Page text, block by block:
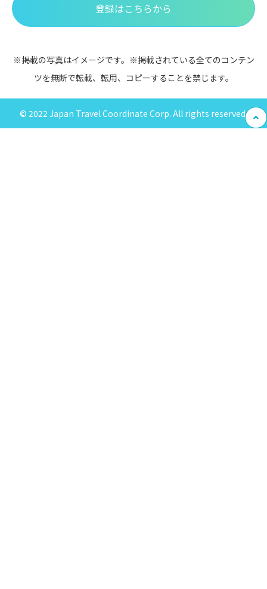
登録はこちらから
※掲載の写真はイメージです。※掲載されている全てのコンテン
ツを無断で転載、転用、コピーすることを禁じます。
© 2022 Japan Travel Coordinate Corp. All rights reserved.